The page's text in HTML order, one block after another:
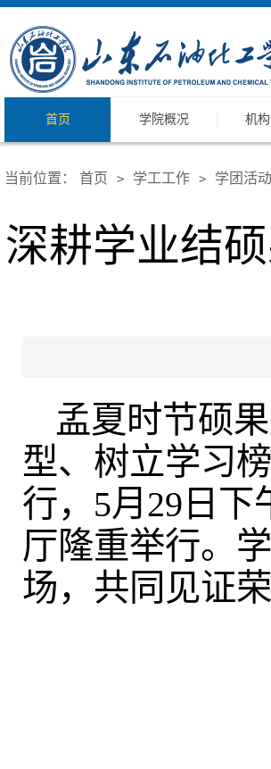
首页 学院概况 机
当前位置： 首页 > 学工工作 > 学团活动
深耕学业结
孟夏时节硕
型、树立学习
行，5月29日下
厅隆重举行。
场，共同见证